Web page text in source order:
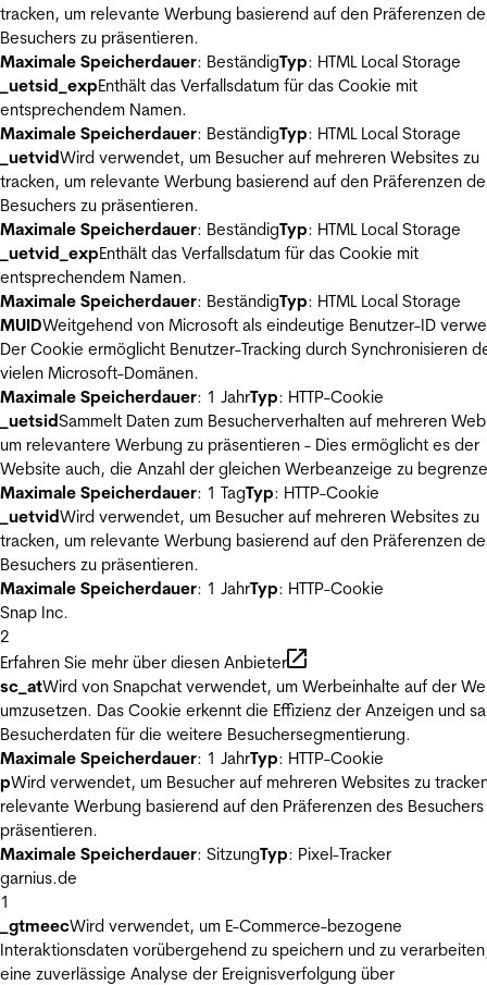
tracken, um relevante Werbung basierend auf den Präferenzen
Besuchers zu präsentieren.
Maximale Speicherdauer: BeständigTyp: HTML Local Storage
_uetsid_expEnthält das Verfallsdatum für das Cookie mit
entsprechendem Namen.
Maximale Speicherdauer: BeständigTyp: HTML Local Storage
_uetvidWird verwendet, um Besucher auf mehreren Websites zu
tracken, um relevante Werbung basierend auf den Präferenzen
Besuchers zu präsentieren.
Maximale Speicherdauer: BeständigTyp: HTML Local Storage
_uetvid_expEnthält das Verfallsdatum für das Cookie mit
entsprechendem Namen.
Maximale Speicherdauer: BeständigTyp: HTML Local Storage
MUIDWeitgehend von Microsoft als eindeutige Benutzer-ID
Der Cookie ermöglicht Benutzer-Tracking durch Synchronisieren
vielen Microsoft-Domänen.
Maximale Speicherdauer: 1 JahrTyp: HTTP-Cookie
_uetsidSammelt Daten zum Besucherverhalten auf mehreren
um relevantere Werbung zu präsentieren - Dies ermöglicht es der
Website auch, die Anzahl der gleichen Werbeanzeige zu
Maximale Speicherdauer: 1 TagTyp: HTTP-Cookie
_uetvidWird verwendet, um Besucher auf mehreren Websites zu
tracken, um relevante Werbung basierend auf den Präferenzen
Besuchers zu präsentieren.
Maximale Speicherdauer: 1 JahrTyp: HTTP-Cookie
Snap Inc.
2
Erfahren Sie mehr über diesen Anbieter
sc_atWird von Snapchat verwendet, um Werbeinhalte auf der
umzusetzen. Das Cookie erkennt die Effizienz der Anzeigen und
Besucherdaten für die weitere Besuchersegmentierung.
Maximale Speicherdauer: 1 JahrTyp: HTTP-Cookie
pWird verwendet, um Besucher auf mehreren Websites zu
relevante Werbung basierend auf den Präferenzen des Besuchers
präsentieren.
Maximale Speicherdauer: SitzungTyp: Pixel-Tracker
garnius.de
1
_gtmeecWird verwendet, um E-Commerce-bezogene
Interaktionsdaten vorübergehend zu speichern und zu
eine zuverlässige Analyse der Ereignisverfolgung über